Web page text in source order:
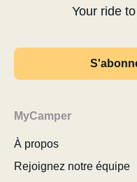
Your ride
MyCamper
À propos
Rejoignez notre équipe